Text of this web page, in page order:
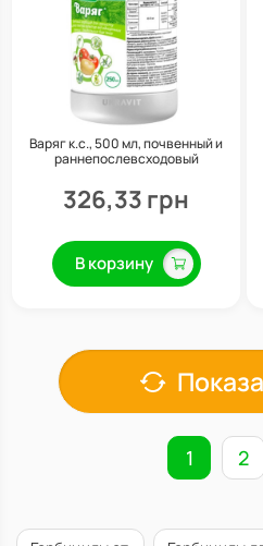
Варяг к.с., 500 мл, почвенный и
раннепослевсходовый
Укравит
326,33 грн
В корзину
1 2